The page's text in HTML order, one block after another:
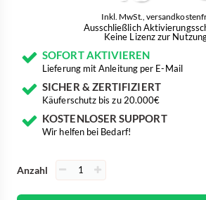
Inkl. MwSt.,
Ausschließlich
Keine Lizenz zur
SOFORT AKTIVIEREN
Lieferung mit Anleitung per E-Mail
SICHER & ZERTIFIZIERT
Käuferschutz bis zu 20.000€
KOSTENLOSER SUPPORT
Wir helfen bei Bedarf!
Anzahl